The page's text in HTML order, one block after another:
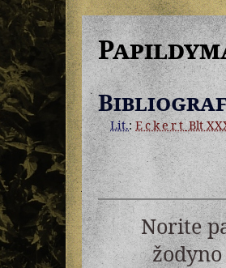
Lit.:EckertBlt
Norite